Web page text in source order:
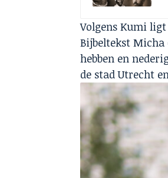
Volgens Kumi
Bijbeltekst
hebben en
de stad Utrecht